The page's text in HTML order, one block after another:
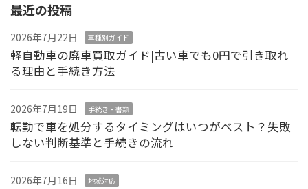
最近の投稿
2026年7月22日 車種別ガイド
軽自動車の廃車買取ガイド|古い車でも0円で引き取れ
る理由と手続き方法
2026年7月19日 手続き・書類
転勤で車を処分するタイミングはいつがベスト？失敗
しない判断基準と手続きの流れ
2026年7月16日 地域対応